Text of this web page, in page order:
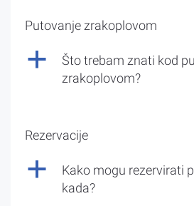
Putovanje zrakoplovom
a
Što trebam znati kod
zrakoplovom?
Rezervacije
a
Kako mogu rezervirati
kada?